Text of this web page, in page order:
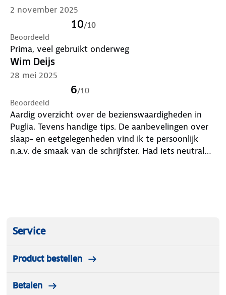
2 november 2025
10/10
Beoordeeld
Prima, veel gebruikt onderweg
Wim Deijs
28 mei 2025
6/10
Beoordeeld
Aardig overzicht over de bezienswaardigheden in
Puglia. Tevens handige tips. De aanbevelingen over
slaap- en eetgelegenheden vind ik te persoonlijk
n.a.v. de smaak van de schrijfster. Had iets neutraler
Service
Product bestellen
Betalen